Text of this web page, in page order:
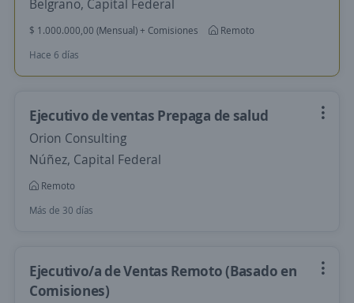
Belgrano, Capital Federal
$ 1.000.000,00 (Mensual) + Comisiones
Remoto
Hace 6 días
Ejecutivo de ventas Prepaga de salud
Orion Consulting
Núñez, Capital Federal
Remoto
Más de 30 días
Ejecutivo/a de Ventas Remoto (Basado en
Comisiones)